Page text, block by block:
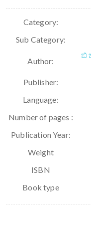
Category:
Sub Category:
Author:
ಬಿ
Publisher:
Language:
Number of pages :
Publication Year:
Weight
ISBN
Book type